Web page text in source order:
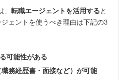
転職エージェントを活用すると
ェントを使うべき理由は下記の3
可能性がある
務経歴書・面接など）が可能